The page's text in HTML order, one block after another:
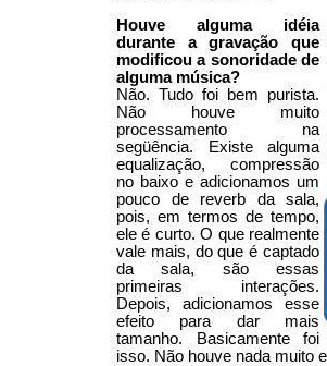
Houve alguma idéia
durante a gravação que
modificou a sonoridade de
alguma música?
Não. Tudo foi bem purista.
Não houve muito
processamento na
següência. Existe alguma
equalização, compressão
no baixo e adicionamos um
pouco de reverb da sala,
pois, em termos de tempo,
ele é curto. O que realmente
vale mais, do que é captado
da sala, são essas
primeiras interações.
Depois, adicionamos esse
efeito para dar mais
tamanho. Basicamente foi
isso. Não houve nada muito